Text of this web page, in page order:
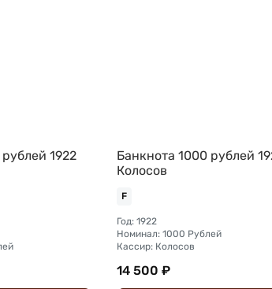
1922
Банкнота 1000 рублей
Колосов
F
Год: 1922
Номинал: 1000 Рублей
Кассир: Колосов
14 500 ₽